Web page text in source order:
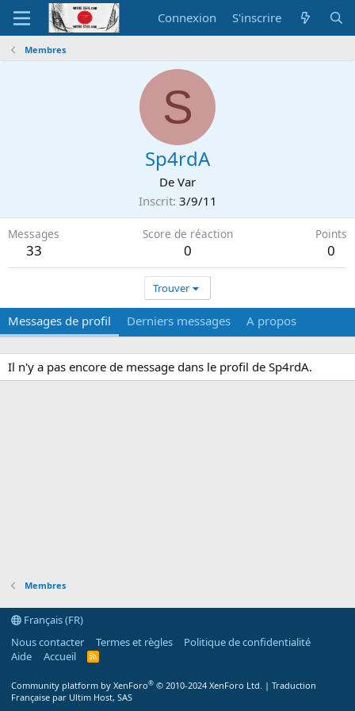
Connexion S'inscrire
Membres
S
Sp4rdA
De Var
Inscrit 3/9/11
Messages
33
Score de réaction
0
Points
0
Trouver
Messages de profil Derniers messages A propos
Il n'y a pas encore de message dans le profil de Sp4rdA.
Membres
Français (FR)
Nous contacter
Termes et règles
Politique de confidentialité
Aide
Accueil
R
Community platform by XenForo® © 2010-2024 XenForo Ltd. | Traduction
Française par Ultim Host, SAS